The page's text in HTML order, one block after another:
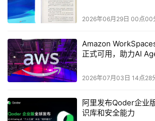
需使用、本地私有化部署两套全球云真机
球各区域真机，按实际使用时长计费，无
速上线测试流程；
在企业本地机房搭建专属全球真机集群
作视频本地存储，满足各区域数据隐私法
2026年06月29日 00点00
Amazon
正式可用，助力AI
2026年07月03日 14点28
阿里发布Qoder企业
识库和安全能力